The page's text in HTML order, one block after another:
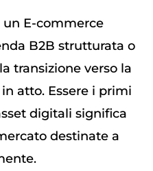
un E-commerce
B2B strutturata o
transizione verso la
atto. Essere i primi
digitali significa
destinate a